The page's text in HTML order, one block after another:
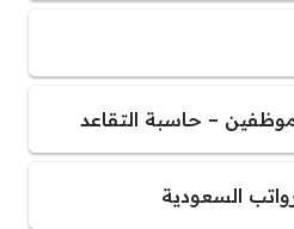
– حاسبة التقاعد
السعودية